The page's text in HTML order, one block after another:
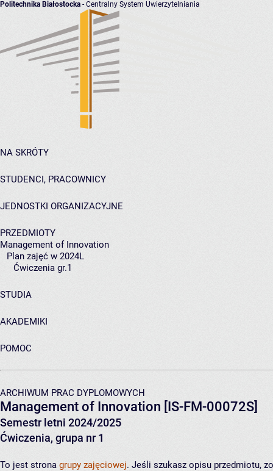
Politechnika Białostocka - Centralny System Uwierzytelniania
NA SKRÓTY
STUDENCI, PRACOWNICY
JEDNOSTKI ORGANIZACYJNE
PRZEDMIOTY
Management of Innovation
Plan zajęć w 2024L
Ćwiczenia gr.1
STUDIA
AKADEMIKI
POMOC
ARCHIWUM PRAC DYPLOMOWYCH
Management of Innovation [IS-FM-00072S]
Semestr letni 2024/2025
Ćwiczenia, grupa nr 1
To jest strona grupy zajęciowej. Jeśli szukasz opisu przedmiotu,